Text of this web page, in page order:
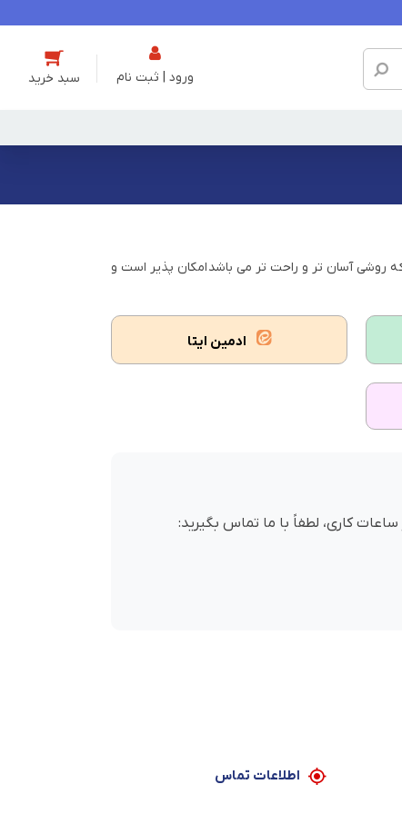
ورود | ثبت نام
روشی آسان تر و راحت تر می باشد امکان پذیر است و
ادمین ایتا
کاری، لطفاً با ما تماس بگیرید:
اطلاعات تماس